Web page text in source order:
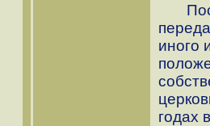
иного
годах